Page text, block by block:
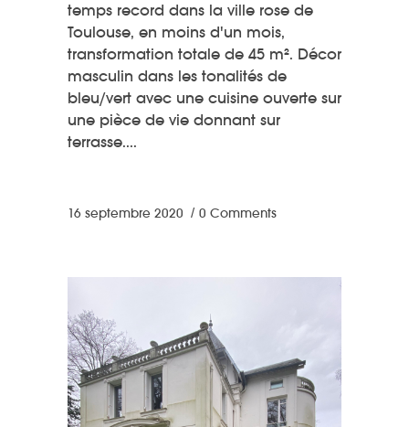
temps record dans la ville rose de
Toulouse, en moins d'un mois,
transformation totale de 45 m². Décor
masculin dans les tonalités de
bleu/vert avec une cuisine ouverte sur
une pièce de vie donnant sur
terrasse.
16 septembre 2020 0 Comments